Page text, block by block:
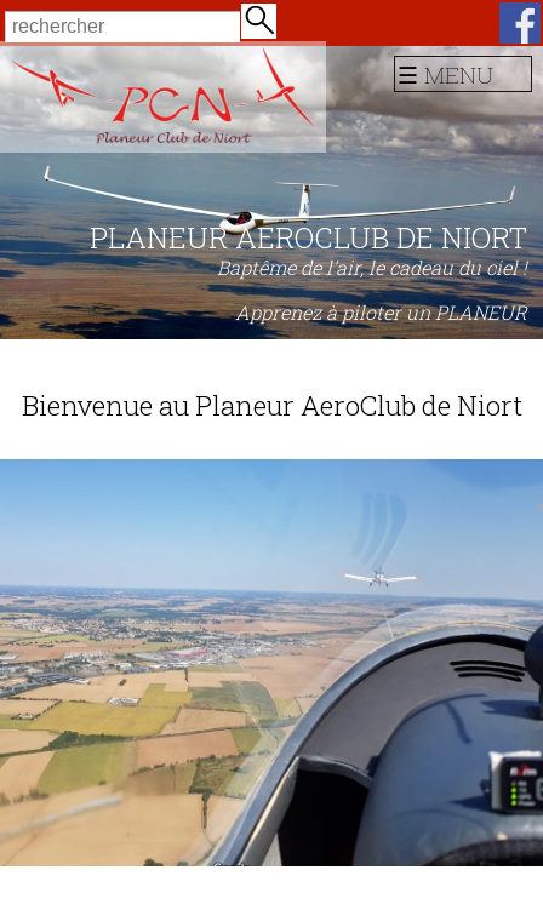
☰ MENU
PLANEUR AEROCLUB DE NIORT
Baptême de l'air, le cadeau du ciel !
Apprenez à piloter un PLANEUR
Bienvenue au Planeur AeroClub de Niort